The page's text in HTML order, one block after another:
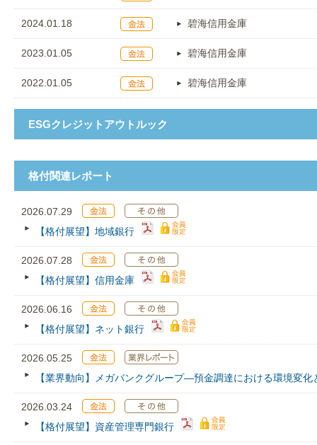
2024.01.18 碧海信用金庫
2023.01.05 碧海信用金庫
2022.01.05 碧海信用金庫
ESGクレジットアウトルック
格付関連レポート
2026.07.29
【格付展望】地域銀行
2026.07.28
【格付展望】信用金庫
2026.06.16
【格付展望】ネット銀行
2026.05.25
【業界動向】メガバンクグループ―預金調達における環境変
2026.03.24
【格付展望】資産管理専門銀行